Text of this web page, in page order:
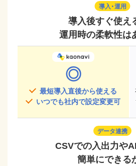
導入・運用
導入後すぐ使え
運用時の柔軟性は
◎
最短導入直後から使える
いつでも社内で設定変更可
データ連携
CSVでの入出力や
簡単にできる